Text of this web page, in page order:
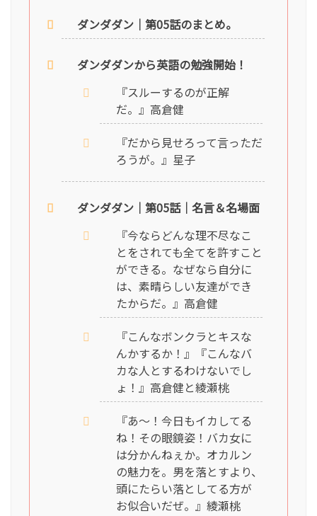
ダンダダン｜第05話のまとめ。
ダンダダンから英語の勉強開始！
『スルーするのが正解
だ。』高倉健
『だから見せろって言っただ
ろうが。』星子
ダンダダン｜第05話｜名言＆名場面
『今ならどんな理不尽なこ
とをされても全てを許すこと
ができる。なぜなら自分に
は、素晴らしい友達ができ
たからだ。』高倉健
『こんなボンクラとキスな
んかするか！』『こんなバ
カな人とするわけないでし
ょ！』高倉健と綾瀬桃
『あ〜！今日もイカしてる
ね！その眼鏡姿！バカ女に
は分かんねぇか。オカルン
の魅力を。男を落とすより、
頭にたらい落としてる方が
お似合いだぜ。』綾瀬桃